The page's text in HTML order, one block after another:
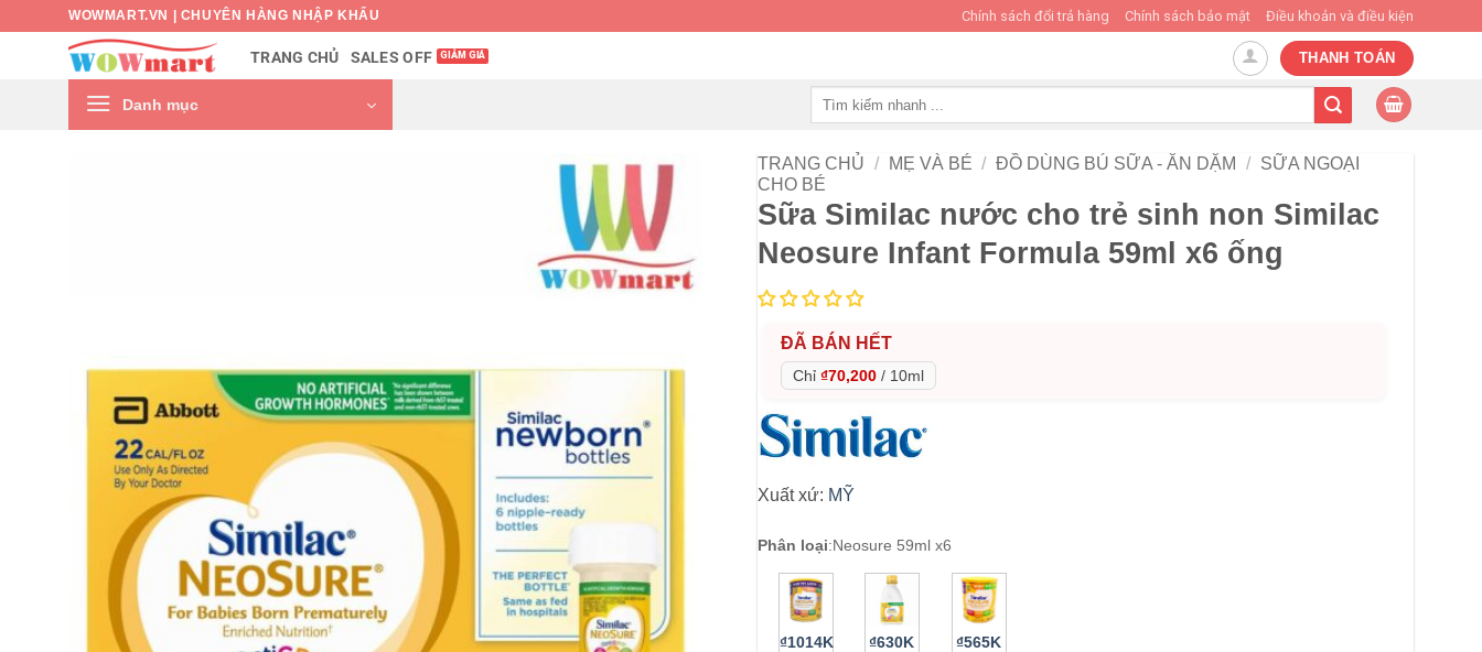
WOWMART.VN | CHUYÊN HÀNG NHẬP KHẨU Chính sách đổi trả hàng Chính sách bảo mật Điều khoản và điều kiện
TRANG CHỦ SALES OFF THANH TOÁN
Danh mục
TRANG CHỦ / MẸ VÀ BÉ / ĐỒ DÙNG BÚ SỮA - ĂN DẶM / SỮA NGOẠI
CHO BÉ
Sữa Similac nước cho trẻ sinh non Similac
Neosure Infant Formula 59ml x6 ống
ĐÃ BÁN HẾT
Chỉ ₫70,200 / 10ml
Xuất xứ: MỸ
Phân loại:Neosure 59ml x6
₫1014K ₫630K ₫565K